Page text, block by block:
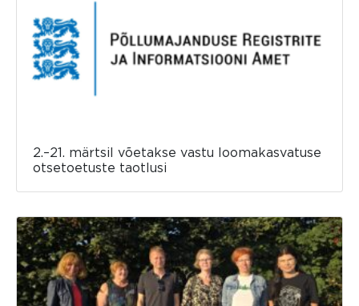
2.–21. märtsil võetakse vastu loomakasvatuse
otsetoetuste taotlusi